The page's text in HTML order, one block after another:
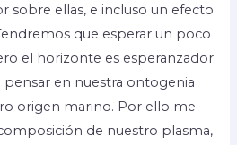
sobre ellas, e incluso un efecto
que esperar un poco
el horizonte es esperanzador.
en nuestra ontogenia
origen marino. Por ello me
de nuestro plasma,